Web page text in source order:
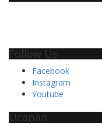
Follow Us
Facebook
Instagram
Youtube
Ucapan